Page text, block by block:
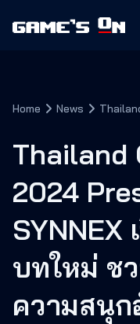
Home News
ศูนย์กา
Thailand
2024
SYNNEX
บทใหม่ ช
ความสนุ